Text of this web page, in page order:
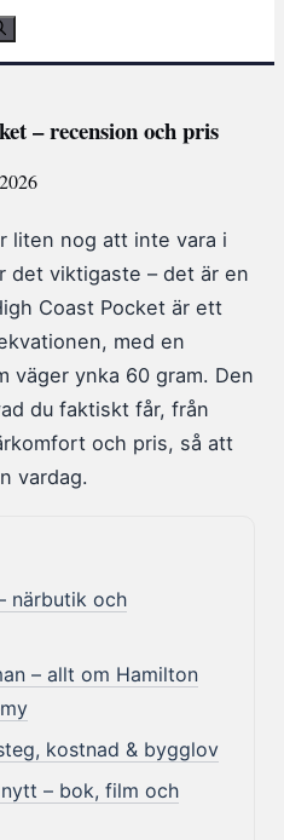
– recension och pris
liten nog att inte vara i
det viktigaste – det är en
Coast Pocket är ett
med en
väger ynka 60 gram. Den
du faktiskt får, från
och pris, så att
vardag.
närbutik och
– allt om Hamilton
kostnad & bygglov
– bok, film och